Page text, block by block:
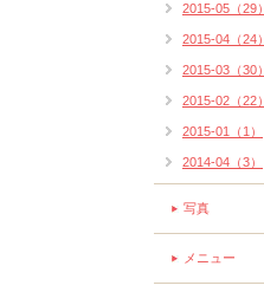
2015-05（29）
2015-04（24）
2015-03（30）
2015-02（22）
2015-01（1）
2014-04（3）
写真
メニュー